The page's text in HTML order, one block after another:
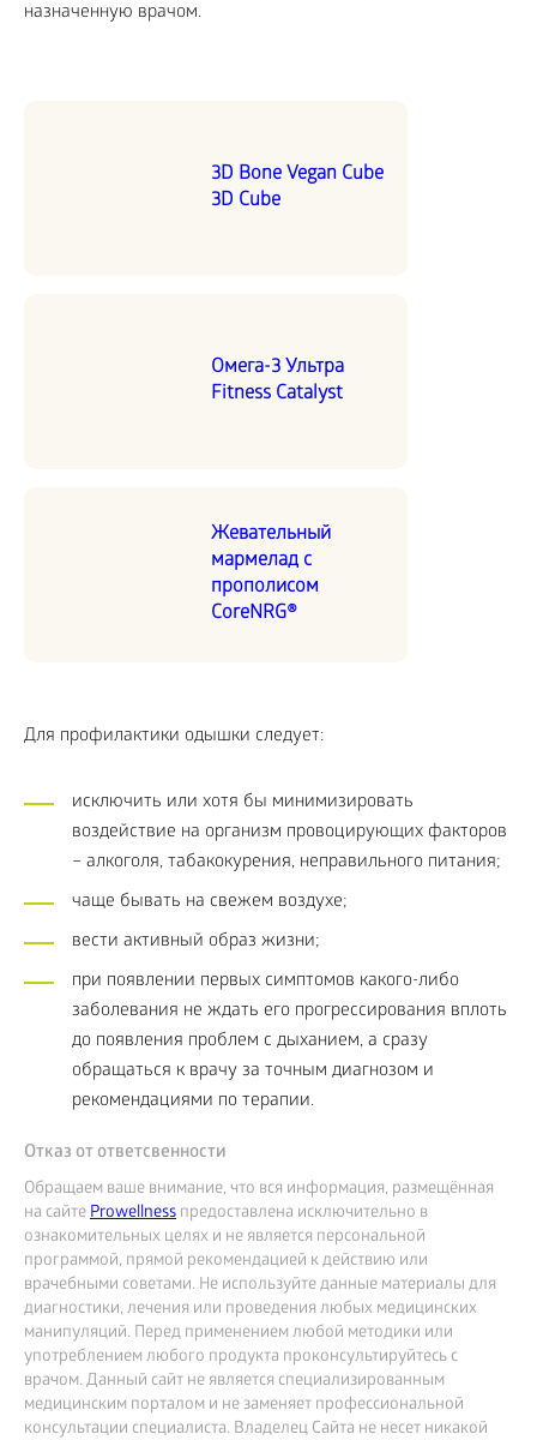
назначенную врачом.
3D Bone Vegan Cube
3D Cube
Омега-3 Ультра
Fitness Catalyst
Жевательный
мармелад с
прополисом
CoreNRG®
Для профилактики одышки следует:
исключить или хотя бы минимизировать
воздействие на организм провоцирующих факторов
– алкоголя, табакокурения, неправильного питания;
чаще бывать на свежем воздухе;
вести активный образ жизни;
при появлении первых симптомов какого-либо
заболевания не ждать его прогрессирования вплоть
до появления проблем с дыханием, а сразу
обращаться к врачу за точным диагнозом и
рекомендациями по терапии.
Отказ от ответсвенности
Обращаем ваше внимание, что вся информация, размещённая
на сайтеProwellness предоставлена исключительно в
ознакомительных целях и не является персональной
программой, прямой рекомендацией к действию или
врачебными советами. Не используйте данные материалы для
диагностики, лечения или проведения любых медицинских
манипуляций. Перед применением любой методики или
употреблением любого продукта проконсультируйтесь с
врачом. Данный сайт не является специализированным
медицинским порталом и не заменяет профессиональной
консультации специалиста. Владелец Сайта не несет никакой